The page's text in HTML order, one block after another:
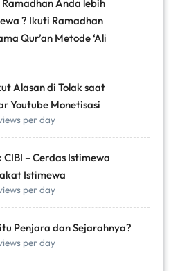
Ramadhan Anda lebih
? Ikuti Ramadhan
Qur’an Metode ‘Ali
Alasan di Tolak saat
Youtube Monetisasi
per day
CIBI – Cerdas Istimewa
Istimewa
per day
Penjara dan Sejarahnya?
per day